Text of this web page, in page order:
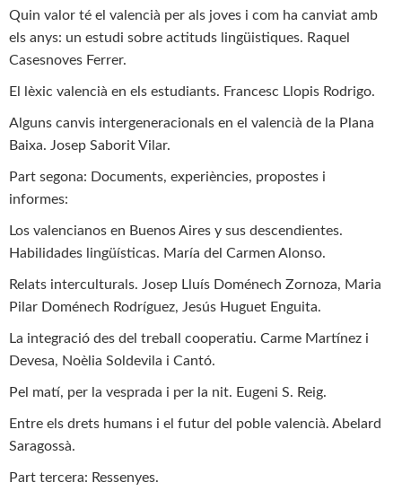
Quin valor té el valencià per als joves i com ha canviat amb
els anys: un estudi sobre actituds lingüistiques. Raquel
Casesnoves Ferrer.
El lèxic valencià en els estudiants. Francesc Llopis Rodrigo.
Alguns canvis intergeneracionals en el valencià de la Plana
Baixa. Josep Saborit Vilar.
Part segona: Documents, experiències, propostes i
informes:
Los valencianos en Buenos Aires y sus descendientes.
Habilidades lingüísticas. María del Carmen Alonso.
Relats interculturals. Josep Lluís Doménech Zornoza, Maria
Pilar Doménech Rodríguez, Jesús Huguet Enguita.
La integració des del treball cooperatiu. Carme Martínez i
Devesa, Noèlia Soldevila i Cantó.
Pel matí, per la vesprada i per la nit. Eugeni S. Reig.
Entre els drets humans i el futur del poble valencià. Abelard
Saragossà.
Part tercera: Ressenyes.